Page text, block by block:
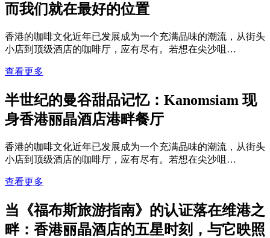
而我们就在最好的位置
香港的咖啡文化近年已发展成为一个充满品味的潮流，从街头
小店到顶级酒店的咖啡厅，应有尽有。若想在尖沙咀…
查看更多
半世纪的曼谷甜品记忆：Kanomsiam 现
身香港丽晶酒店港畔餐厅
香港的咖啡文化近年已发展成为一个充满品味的潮流，从街头
小店到顶级酒店的咖啡厅，应有尽有。若想在尖沙咀…
查看更多
当《福布斯旅游指南》的认证落在维港之
畔：香港丽晶酒店的五星时刻，与它映照